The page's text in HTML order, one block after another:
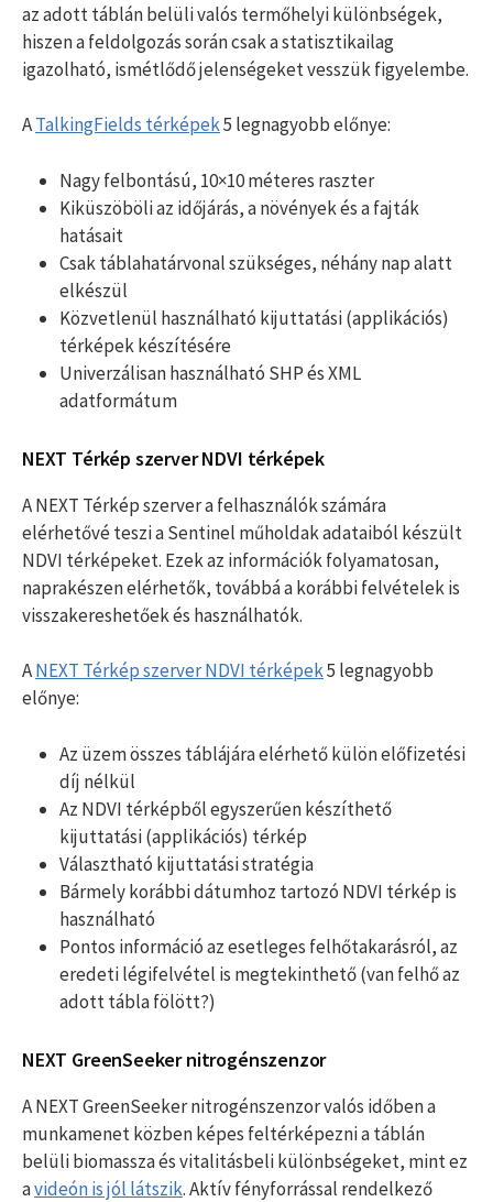
az adott táblán belüli valós termőhelyi különbségek,
hiszen a feldolgozás során csak a statisztikailag
igazolható, ismétlődő jelenségeket vesszük figyelembe.
ATalkingFields térképek5 legnagyobb előnye:
Nagy felbontású, 10×10 méteres raszter
Kiküszöböli az időjárás, a növények és a fajták
hatásait
Csak táblahatárvonal szükséges, néhány nap alatt
elkészül
Közvetlenül használható kijuttatási (applikációs)
térképek készítésére
Univerzálisan használható SHP és XML
adatformátum
NEXT Térkép szerver NDVI térképek
A NEXT Térkép szerver a felhasználók számára
elérhetővé teszi a Sentinel műholdak adataiból készült
NDVI térképeket. Ezek az információk folyamatosan,
naprakészen elérhetők, továbbá a korábbi felvételek is
visszakereshetőek és használhatók.
ANEXT Térkép szerver NDVI térképek5 legnagyobb
előnye:
Az üzem összes táblájára elérhető külön előfizetési
díj nélkül
Az NDVI térképből egyszerűen készíthető
kijuttatási (applikációs) térkép
Választható kijuttatási stratégia
Bármely korábbi dátumhoz tartozó NDVI térkép is
használható
Pontos információ az esetleges felhőtakarásról, az
eredeti légifelvétel is megtekinthető (van felhő az
adott tábla fölött?)
NEXT GreenSeeker nitrogénszenzor
A NEXT GreenSeeker nitrogénszenzor valós időben a
munkamenet közben képes feltérképezni a táblán
belüli biomassza és vitalitásbeli különbségeket, mint ez
avideón is jól látszik. Aktív fényforrással rendelkező